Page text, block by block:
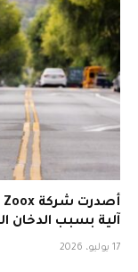
آلية بسبب الدخان
17 يوليو، 2026